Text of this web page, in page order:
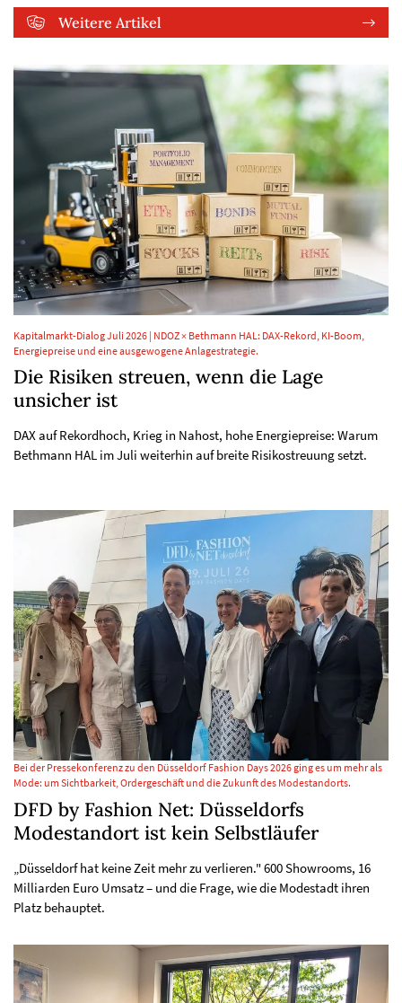
Weitere Artikel
Kapitalmarkt-Dialog Juli 2026 | NDOZ × Bethmann HAL: DAX-Rekord, KI-Boom,
Energiepreise und eine ausgewogene Anlagestrategie.
Die Risiken streuen, wenn die Lage
unsicher ist
DAX auf Rekordhoch, Krieg in Nahost, hohe Energiepreise: Warum
Bethmann HAL im Juli weiterhin auf breite Risikostreuung setzt.
Bei der Pressekonferenz zu den Düsseldorf Fashion Days 2026 ging es um mehr als
Mode: um Sichtbarkeit, Ordergeschäft und die Zukunft des Modestandorts.
DFD by Fashion Net: Düsseldorfs
Modestandort ist kein Selbstläufer
„Düsseldorf hat keine Zeit mehr zu verlieren." 600 Showrooms, 16
Milliarden Euro Umsatz – und die Frage, wie die Modestadt ihren
Platz behauptet.